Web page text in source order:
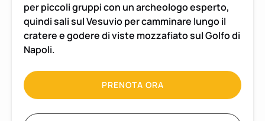
per piccoli gruppi con un archeologo esperto,
quindi sali sul Vesuvio per camminare lungo il
cratere e godere di viste mozzafiato sul Golfo di
Napoli.
PRENOTA ORA